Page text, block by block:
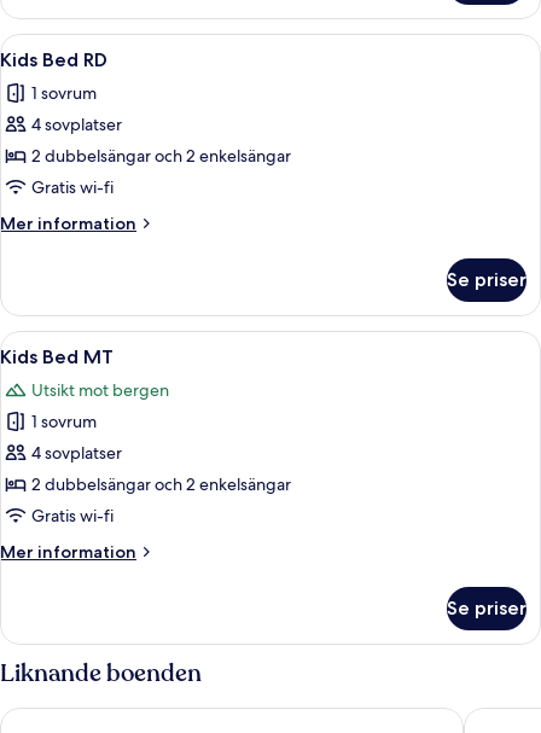
Suite
MT
Öppna
alla
foton
för
Kids
Bed
RD
Ett modernt sovrum med en
3
Kids Bed RD
1 sovrum
4 sovplatser
2 dubbelsängar och 2 enkelsängar
Gratis wi-fi
Mer information
Mer
Bed
RD
Se priser
Öppna
alla
foton
för
Kids
Bed
MT
Ett modernt sovrum med en säng,
2
Kids Bed MT
Utsikt mot bergen
1 sovrum
4 sovplatser
2 dubbelsängar och 2 enkelsängar
Gratis wi-fi
Mer information
Mer
Bed
MT
Se priser
Liknande boenden
Benikea Swiss Rosen Hotel